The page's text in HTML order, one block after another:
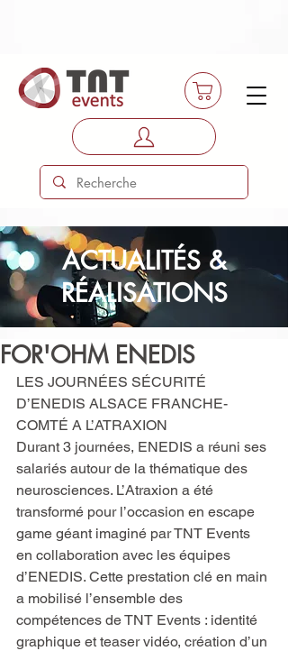
ACTUALITÉS &
RÉALISATIONS
FOR'OHM ENEDIS
LES JOURNÉES SÉCURITÉ
D’ENEDIS ALSACE FRANCHE-
COMTÉ A L’ATRAXION
Durant 3 journées, ENEDIS a réuni ses
salariés autour de la thématique des
neurosciences. L’Atraxion a été
transformé pour l’occasion en escape
game géant imaginé par TNT Events
en collaboration avec les équipes
d’ENEDIS. Cette prestation clé en main
a mobilisé l’ensemble des
compétences de TNT Events : identité
graphique et teaser vidéo, création d’un